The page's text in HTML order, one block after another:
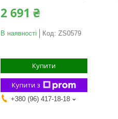
2 691 ₴
В наявності Код: ZS0579
Купити
Купити з
+380 (96) 417-18-18